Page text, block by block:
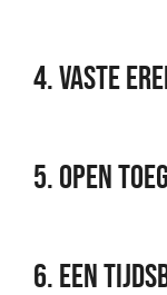
4. Vaste
5. Open
6. Een